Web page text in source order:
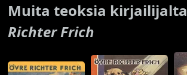
Muita teoksia kirjailijalta
Richter Frich